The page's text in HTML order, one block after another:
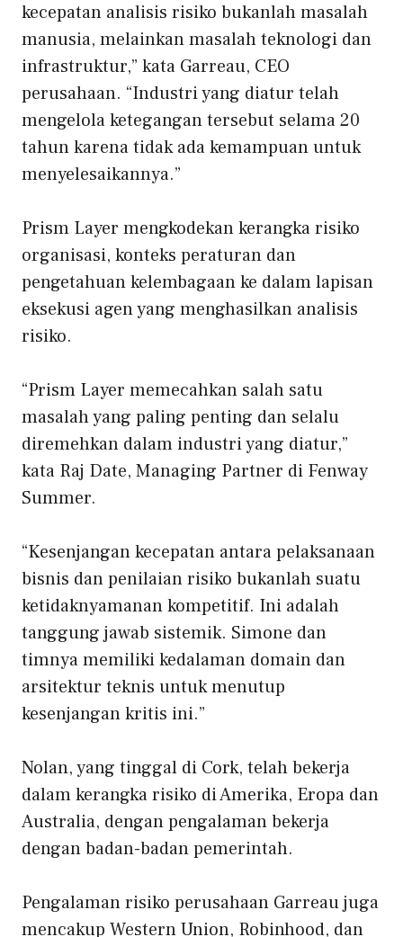
kecepatan analisis risiko bukanlah masalah
manusia, melainkan masalah teknologi dan
infrastruktur,” kata Garreau, CEO
perusahaan. “Industri yang diatur telah
mengelola ketegangan tersebut selama 20
tahun karena tidak ada kemampuan untuk
menyelesaikannya.”
Prism Layer mengkodekan kerangka risiko
organisasi, konteks peraturan dan
pengetahuan kelembagaan ke dalam lapisan
eksekusi agen yang menghasilkan analisis
risiko.
“Prism Layer memecahkan salah satu
masalah yang paling penting dan selalu
diremehkan dalam industri yang diatur,”
kata Raj Date, Managing Partner di Fenway
Summer.
“Kesenjangan kecepatan antara pelaksanaan
bisnis dan penilaian risiko bukanlah suatu
ketidaknyamanan kompetitif. Ini adalah
tanggung jawab sistemik. Simone dan
timnya memiliki kedalaman domain dan
arsitektur teknis untuk menutup
kesenjangan kritis ini.”
Nolan, yang tinggal di Cork, telah bekerja
dalam kerangka risiko di Amerika, Eropa dan
Australia, dengan pengalaman bekerja
dengan badan-badan pemerintah.
Pengalaman risiko perusahaan Garreau juga
mencakup Western Union, Robinhood, dan